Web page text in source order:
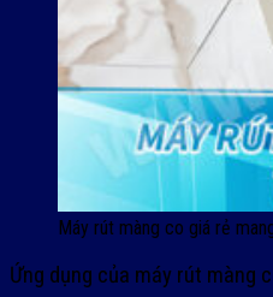
Máy rút màng co giá rẻ
Ứng dụng của máy rút màng